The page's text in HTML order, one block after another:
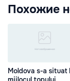
Похожие
Moldova s-a situat